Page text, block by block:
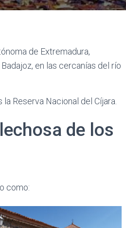
de Extremadura,
en las cercanías del río
Reserva Nacional del Cíjara.
de los
como: